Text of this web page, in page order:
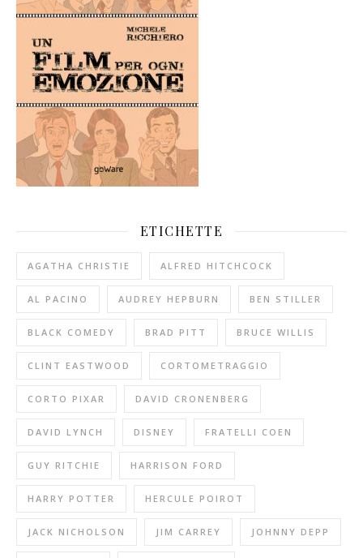
ETICHETTE
AGATHA CHRISTIE ALFRED HITCHCOCK
AL PACINO AUDREY HEPBURN BEN STILLER
BLACK COMEDY BRAD PITT BRUCE WILLIS
CLINT EASTWOOD CORTOMETRAGGIO
CORTO PIXAR DAVID CRONENBERG
DAVID LYNCH DISNEY FRATELLI COEN
GUY RITCHIE HARRISON FORD
HARRY POTTER HERCULE POIROT
JACK NICHOLSON JIM CARREY JOHNNY DEPP